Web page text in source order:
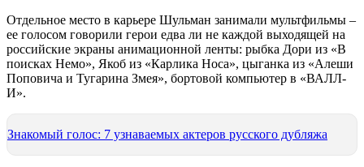
Отдельное место в карьере Шульман занимали мультфильмы –
ее голосом говорили герои едва ли не каждой выходящей на
российские экраны анимационной ленты: рыбка Дори из «В
поисках Немо», Якоб из «Карлика Носа», цыганка из «Алеши
Поповича и Тугарина Змея», бортовой компьютер в «ВАЛЛ-
И».
Знакомый голос: 7 узнаваемых актеров русского дубляжа